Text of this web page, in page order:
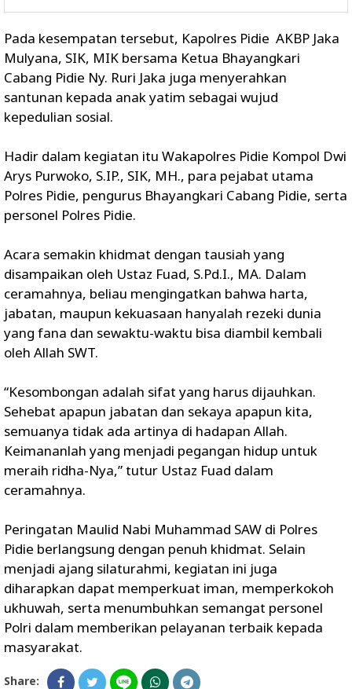
Pada kesempatan tersebut, Kapolres Pidie AKBP Jaka
Mulyana, SIK, MIK bersama Ketua Bhayangkari
Cabang Pidie Ny. Ruri Jaka juga menyerahkan
santunan kepada anak yatim sebagai wujud
kepedulian sosial.
Hadir dalam kegiatan itu Wakapolres Pidie Kompol Dwi
Arys Purwoko, S.IP., SIK, MH., para pejabat utama
Polres Pidie, pengurus Bhayangkari Cabang Pidie, serta
personel Polres Pidie.
Acara semakin khidmat dengan tausiah yang
disampaikan oleh Ustaz Fuad, S.Pd.I., MA. Dalam
ceramahnya, beliau mengingatkan bahwa harta,
jabatan, maupun kekuasaan hanyalah rezeki dunia
yang fana dan sewaktu-waktu bisa diambil kembali
oleh Allah SWT.
“Kesombongan adalah sifat yang harus dijauhkan.
Sehebat apapun jabatan dan sekaya apapun kita,
semuanya tidak ada artinya di hadapan Allah.
Keimananlah yang menjadi pegangan hidup untuk
meraih ridha-Nya,” tutur Ustaz Fuad dalam
ceramahnya.
Peringatan Maulid Nabi Muhammad SAW di Polres
Pidie berlangsung dengan penuh khidmat. Selain
menjadi ajang silaturahmi, kegiatan ini juga
diharapkan dapat memperkuat iman, memperkokoh
ukhuwah, serta menumbuhkan semangat personel
Polri dalam memberikan pelayanan terbaik kepada
masyarakat.
Share: